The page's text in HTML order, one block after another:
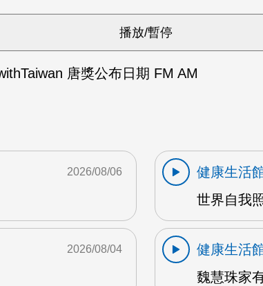
唐獎公布日期 FM AM
2026/08/06
健康生活
世界自我
2026/08/04
健康生活
魏慧珠家